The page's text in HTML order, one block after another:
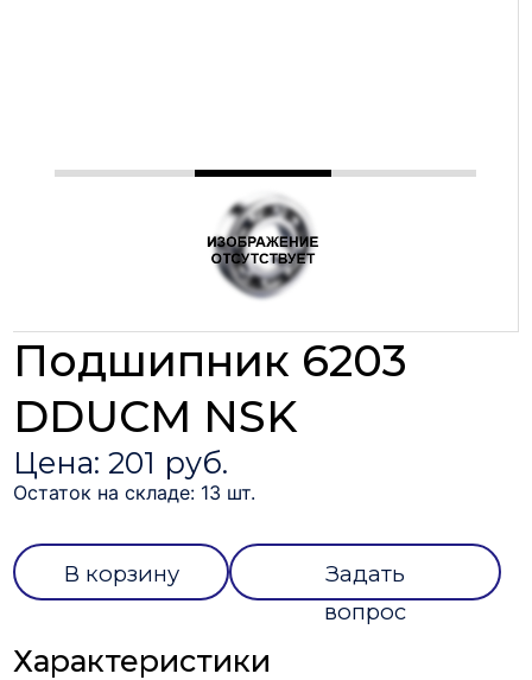
Подшипник 6203
DDUCM NSK
Цена: 201 руб.
Остаток на складе: 13 шт.
В корзину
Задать
вопрос
Характеристики